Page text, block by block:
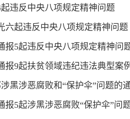
违反中央八项规定精神问题
六起违反中央八项规定精神问题
报5起违反中央八项规定精神问
报9起扶贫领域违纪违法典型案
黑涉恶腐败和“保护伞”问题的
报5起涉黑涉恶腐败“保护伞”问